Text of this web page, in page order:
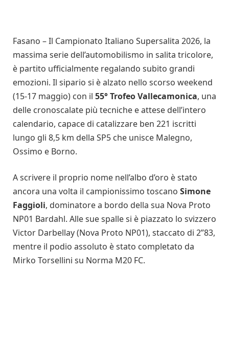
Fasano – Il Campionato Italiano Supersalita 2026, la
massima serie dell’automobilismo in salita tricolore,
è partito ufficialmente regalando subito grandi
emozioni. Il sipario si è alzato nello scorso weekend
(15-17 maggio) con il 55° Trofeo Vallecamonica, una
delle cronoscalate più tecniche e attese dell’intero
calendario, capace di catalizzare ben 221 iscritti
lungo gli 8,5 km della SP5 che unisce Malegno,
Ossimo e Borno.
A scrivere il proprio nome nell’albo d’oro è stato
ancora una volta il campionissimo toscano Simone
Faggioli, dominatore a bordo della sua Nova Proto
NP01 Bardahl. Alle sue spalle si è piazzato lo svizzero
Victor Darbellay (Nova Proto NP01), staccato di 2”83,
mentre il podio assoluto è stato completato da
Mirko Torsellini su Norma M20 FC.